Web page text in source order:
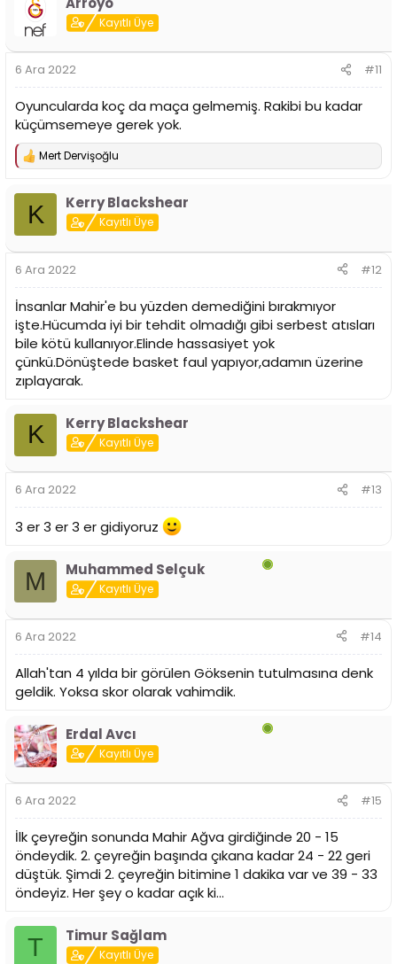
Kayıtlı Üye
6 Ara 2022 #11
Oyuncularda koç da maça gelmemiş. Rakibi bu kadar
küçümsemeye gerek yok.
T
p
l
Mert Dervişoğlu
K Kerry Blackshear
Kayıtlı Üye
6 Ara 2022 #12
İnsanlar Mahir'e bu yüzden demediğini bırakmıyor
işte.Hücumda iyi bir tehdit olmadığı gibi serbest atısları
bile kötü kullanıyor.Elinde hassasiyet yok
çünkü.Dönüştede basket faul yapıyor,adamın üzerine
zıplayarak.
K Kerry Blackshear
Kayıtlı Üye
6 Ara 2022 #13
3 er 3 er 3 er gidiyoruz
M Muhammed Selçuk
Kayıtlı Üye
6 Ara 2022 #14
Allah'tan 4 yılda bir görülen Göksenin tutulmasına denk
geldik. Yoksa skor olarak vahimdik.
Erdal Avcı
Kayıtlı Üye
6 Ara 2022 #15
İlk çeyreğin sonunda Mahir Ağva girdiğinde 20 - 15
öndeydik. 2. çeyreğin başında çıkana kadar 24 - 22 geri
düştük. Şimdi 2. çeyreğin bitimine 1 dakika var ve 39 - 33
öndeyiz. Her şey o kadar açık ki...
T Timur Sağlam
Kayıtlı Üye